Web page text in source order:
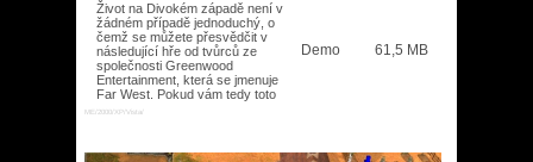
Život na Divokém západě není v
žádném případě jednoduchý, o
čemž se můžete přesvědčit v
následující hře od tvůrců ze
společnosti Greenwood
Entertainment, která se jmenuje
Far West. Pokud vám tedy toto
ME/2000/XP/Vista/
Demo 61,5 MB